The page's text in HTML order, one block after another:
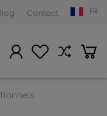
Contact FR